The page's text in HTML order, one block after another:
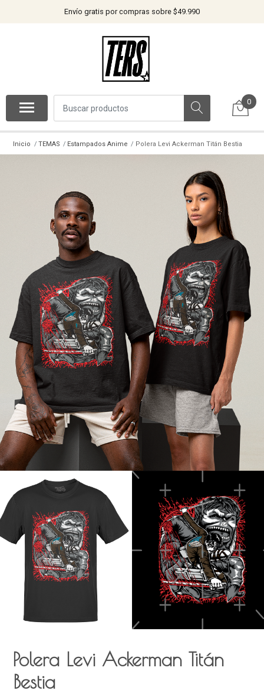
Envío gratis por compras sobre $49.990
0
Inicio TEMAS Estampados Anime Polera Levi Ackerman Titán Bestia
Polera Levi Ackerman Titán
Bestia